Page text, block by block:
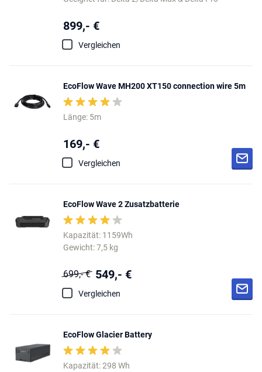
899,- €
Vergleichen
EcoFlow Wave MH200 XT150 connection wire 5m
Länge: 5m
169,- €
Vergleichen
EcoFlow Wave 2 Zusatzbatterie
Kapazität: 1159Wh
Gewicht: 7,5 kg
699,- € 549,- €
Vergleichen
EcoFlow Glacier Battery
Kapazität: 298 Wh